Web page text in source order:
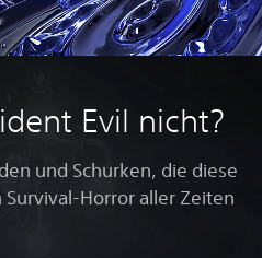
Evil nicht?
und Schurken, die diese
Horror aller Zeiten